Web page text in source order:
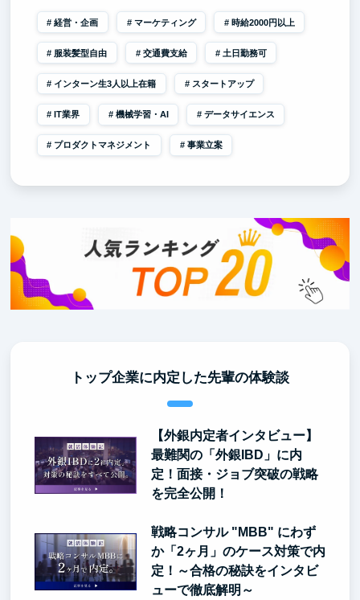
経営・企画 マーケティング 時給2000円以上
服装髪型自由 交通費支給 土日勤務可
インターン生3人以上在籍 スタートアップ
IT業界 機械学習・AI データサイエンス
プロダクトマネジメント 事業立案
トップ企業に内定した先輩の体験談
【外銀内定者インタビュー】
最難関の「外銀IBD」に内
定！面接・ジョブ突破の戦略
を完全公開！
戦略コンサル "MBB" にわず
か「2ヶ月」のケース対策で内
定！～合格の秘訣をインタビ
ューで徹底解明～